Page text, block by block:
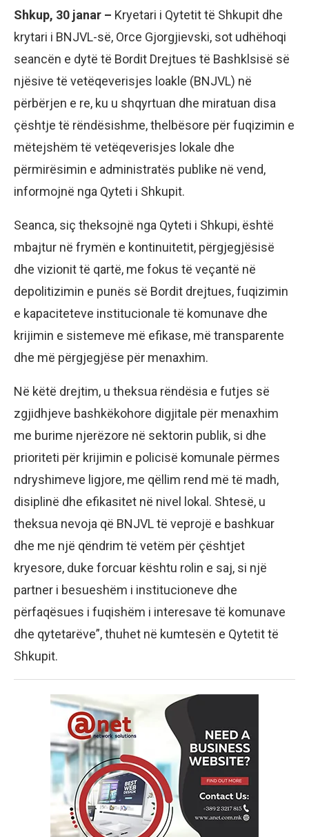
Shkup, 30 janar – Kryetari i Qytetit të Shkupit dhe
krytari i BNJVL-së, Orce Gjorgjievski, sot udhëhoqi
seancën e dytë të Bordit Drejtues të Bashklsisë së
njësive të vetëqeverisjes loakle (BNJVL) në
përbërjen e re, ku u shqyrtuan dhe miratuan disa
çështje të rëndësishme, thelbësore për fuqizimin e
mëtejshëm të vetëqeverisjes lokale dhe
përmirësimin e administratës publike në vend,
informojnë nga Qyteti i Shkupit.
Seanca, siç theksojnë nga Qyteti i Shkupi, është
mbajtur në frymën e kontinuitetit, përgjegjësisë
dhe vizionit të qartë, me fokus të veçantë në
depolitizimin e punës së Bordit drejtues, fuqizimin
e kapaciteteve institucionale të komunave dhe
krijimin e sistemeve më efikase, më transparente
dhe më përgjegjëse për menaxhim.
Në këtë drejtim, u theksua rëndësia e futjes së
zgjidhjeve bashkëkohore digjitale për menaxhim
me burime njerëzore në sektorin publik, si dhe
prioriteti për krijimin e policisë komunale përmes
ndryshimeve ligjore, me qëllim rend më të madh,
disiplinë dhe efikasitet në nivel lokal. Shtesë, u
theksua nevoja që BNJVL të veprojë e bashkuar
dhe me një qëndrim të vetëm për çështjet
kryesore, duke forcuar kështu rolin e saj, si një
partner i besueshëm i institucioneve dhe
përfaqësues i fuqishëm i interesave të komunave
dhe qytetarëve”, thuhet në kumtesën e Qytetit të
Shkupit.